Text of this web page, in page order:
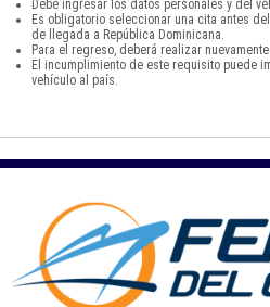
Debe ingresar los datos personales y del
Es obligatorio seleccionar una cita antes
de llegada a República Dominicana.
Para el regreso, deberá realizar
El incumplimiento de este requisito puede
vehículo al país.